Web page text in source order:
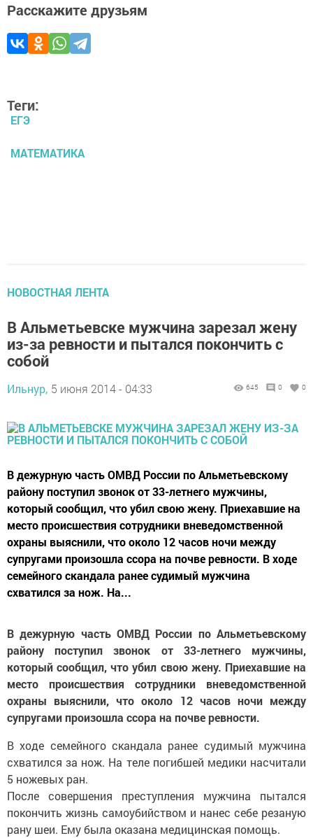
Расскажите друзьям
Теги:
ЕГЭ
МАТЕМАТИКА
НОВОСТНАЯ ЛЕНТА
В Альметьевске мужчина зарезал жену
из-за ревности и пытался покончить с
собой
Ильнур, 5 июня 2014 - 04:33 645 0 0
В дежурную часть ОМВД России по Альметьевскому
району поступил звонок от 33-летнего мужчины,
который сообщил, что убил свою жену. Приехавшие на
место происшествия сотрудники вневедомственной
охраны выяснили, что около 12 часов ночи между
супругами произошла ссора на почве ревности. В ходе
семейного скандала ранее судимый мужчина
схватился за нож. На...
В дежурную часть ОМВД России по Альметьевскому
району поступил звонок от 33-летнего мужчины,
который сообщил, что убил свою жену. Приехавшие на
место происшествия сотрудники вневедомственной
охраны выяснили, что около 12 часов ночи между
супругами произошла ссора на почве ревности.
В ходе семейного скандала ранее судимый мужчина
схватился за нож. На теле погибшей медики насчитали
5 ножевых ран.
После совершения преступления мужчина пытался
покончить жизнь самоубийством и нанес себе резаную
рану шеи. Ему была оказана медицинская помощь.